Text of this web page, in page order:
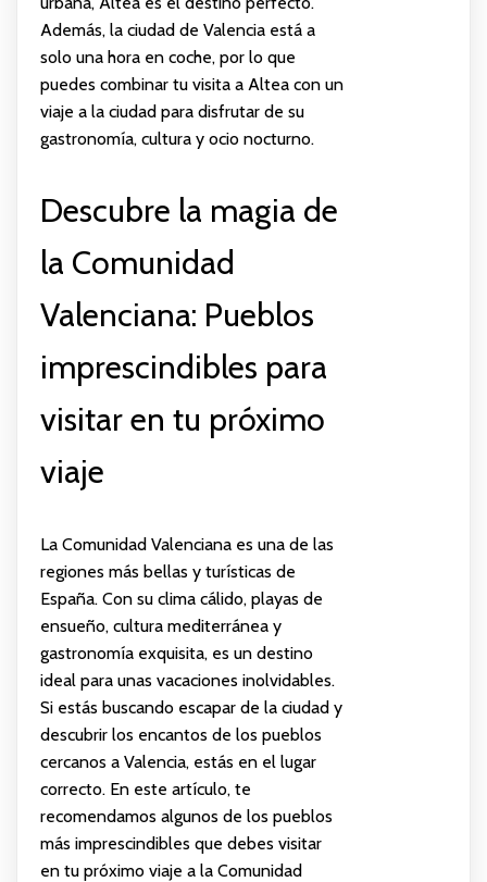
Además, la ciudad de Valencia está a
solo una hora en coche, por lo que
puedes combinar tu visita a Altea con un
viaje a la ciudad para disfrutar de su
gastronomía, cultura y ocio nocturno.
Descubre la magia de
la Comunidad
Valenciana: Pueblos
imprescindibles para
visitar en tu próximo
viaje
La Comunidad Valenciana es una de las
regiones más bellas y turísticas de
España. Con su clima cálido, playas de
ensueño, cultura mediterránea y
gastronomía exquisita, es un destino
ideal para unas vacaciones inolvidables.
Si estás buscando escapar de la ciudad y
descubrir los encantos de los pueblos
cercanos a Valencia, estás en el lugar
correcto. En este artículo, te
recomendamos algunos de los pueblos
más imprescindibles que debes visitar
en tu próximo viaje a la Comunidad